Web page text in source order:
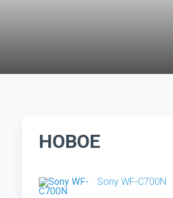
НОВОЕ
Sony WF-C700N